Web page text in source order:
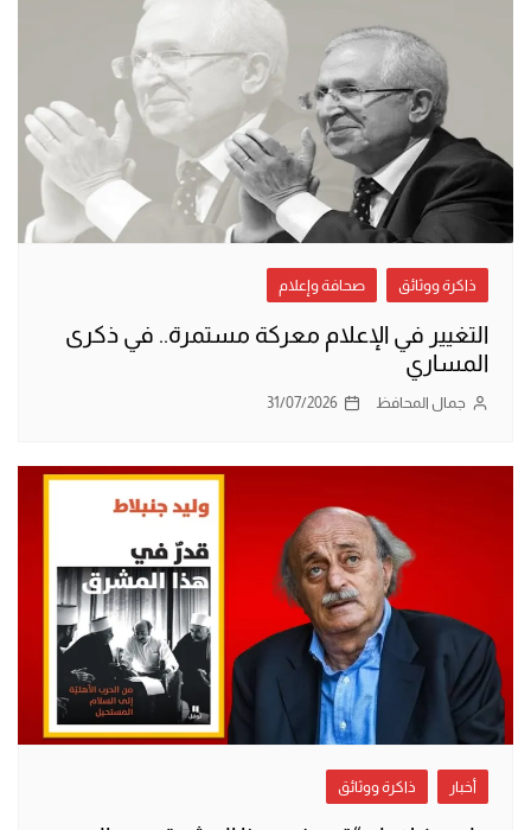
ذاكرة ووثائق صحافة وإعلام
التغيير في الإعلام معركة مستمرة.. في ذكرى
المساري
جمال المحافظ 31/07/2026
أخبار ذاكرة ووثائق